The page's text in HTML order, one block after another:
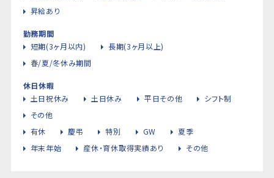
昇給あり
勤務期間
短期(3ヶ月以内)
長期(3ヶ月以上)
春/夏/冬休み期間
休日休暇
土日祝休み
土日休み 平日その他
シフト制
その他
有休
慶弔 特別 GW
夏季
年末年始
産休・育休取得実績あり その他